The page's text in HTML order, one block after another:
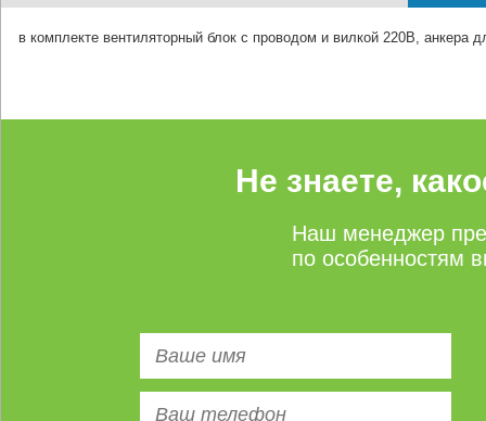
в комплекте вентиляторный блок с проводом и вилкой 220В, анкера
Не знаете,
Наш менеджер
по особенностям